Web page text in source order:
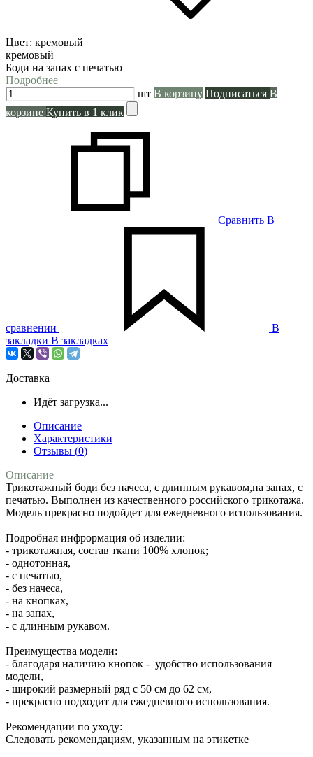
Цвет: кремовый
кремовый
Боди на запах с печатью
Подробнее
шт В корзину Подписаться В
корзине Купить в 1 клик
Сравнить В
сравнении
В
закладки В закладках
Доставка
Идёт загрузка...
Описание
Характеристики
Отзывы (0)
Описание
Трикотажный боди без начеса, с длинным рукавом,на запах, с
печатью. Выполнен из качественного российского трикотажа.
Модель прекрасно подойдет для ежедневного использования.
Подробная инфрормация об изделии:
- трикотажная, состав ткани 100% хлопок;
- однотонная,
- с печатью,
- без начеса,
- на кнопках,
- на запах,
- с длинным рукавом.
Преимущества модели:
- благодаря наличию кнопок - удобство использования
модели,
- широкий размерный ряд с 50 см до 62 см,
- прекрасно подходит для ежедневного использования.
Рекомендации по уходу:
Следовать рекомендациям, указанным на этикетке